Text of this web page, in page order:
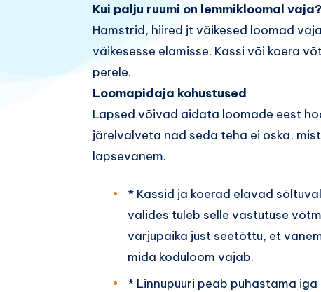
Kui palju ruumi on lemmikloomal vaja?
Hamstrid, hiired jt väikesed loomad
väikesesse elamisse. Kassi või koera
perele.
Loomapidaja kohustused
Lapsed võivad aidata loomade eest
järelvalveta nad seda teha ei oska,
lapsevanem.
* Kassid ja koerad elavad
valides tuleb selle vastutuse
varjupaika just seetõttu, et
mida koduloom vajab.
* Linnupuuri peab puhastama iga